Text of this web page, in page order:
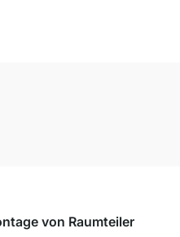
von Raumteiler